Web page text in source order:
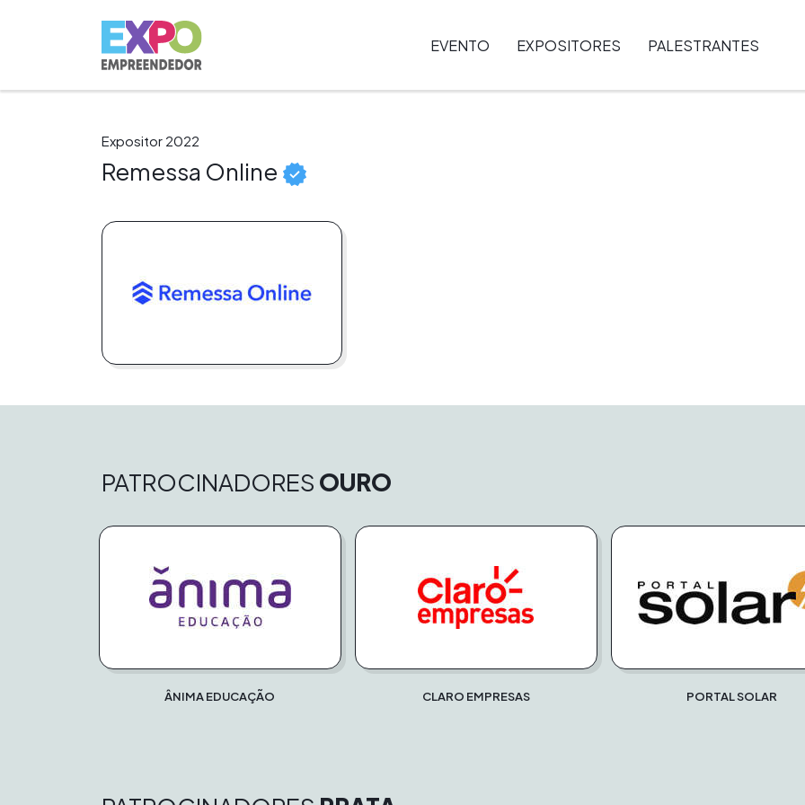
EVENTO EXPOSITORES PALESTRANTES
Expositor 2022
Remessa Online
PATROCINADORES OURO
ÂNIMA EDUCAÇÃO CLARO EMPRESAS PORTAL SOLAR